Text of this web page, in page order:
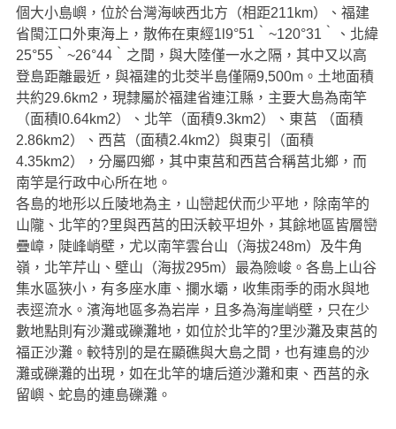
個大小島嶼，位於台灣海峽西北方（相距211km）、福建
省閩江口外東海上，散佈在東經1l9°51‵~120°31‵、北緯
25°55‵~26°44‵之間，與大陸僅一水之隔，其中又以高
登島距離最近，與福建的北茭半島僅隔9,500m。土地面積
共約29.6km2，現隸屬於福建省連江縣，主要大島為南竿
（面積l0.64km2）、北竿（面積9.3km2）、東莒 （面積
2.86km2）、西莒（面積2.4km2）與東引（面積
4.35km2），分屬四鄉，其中東莒和西莒合稱莒北鄉，而
南竽是行政中心所在地。
各島的地形以丘陵地為主，山巒起伏而少平地，除南竿的
山隴、北竿的?里與西莒的田沃較平坦外，其餘地區皆層巒
疊嶂，陡峰峭壁，尤以南竿雲台山（海拔248m）及牛角
嶺，北竿芹山、壁山（海拔295m）最為險峻。各島上山谷
集水區狹小，有多座水庫、攔水壩，收集雨季的雨水與地
表逕流水。濱海地區多為岩岸，且多為海崖峭壁，只在少
數地點則有沙灘或礫灘地，如位於北竿的?里沙灘及東莒的
福正沙灘。較特別的是在顯礁與大島之間，也有連島的沙
灘或礫灘的出現，如在北竿的塘后道沙灘和東、西莒的永
留嶼、蛇島的連島礫灘。